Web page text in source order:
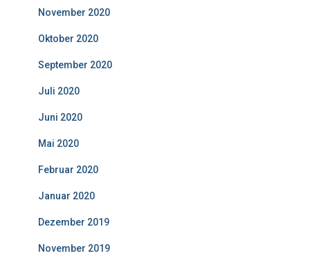
November 2020
Oktober 2020
September 2020
Juli 2020
Juni 2020
Mai 2020
Februar 2020
Januar 2020
Dezember 2019
November 2019